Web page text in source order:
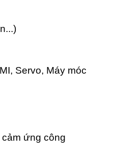
Servo, Máy móc
ứng công